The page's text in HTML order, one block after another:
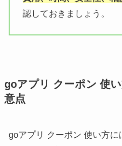
認しておきましょう。
goアプリ クーポン 使
意点
goアプリ クーポン 使い方に